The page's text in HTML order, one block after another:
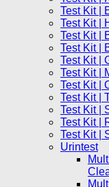
Test Kit |
Test Kit |
Test Kit |
Test Kit |
Test Kit |
Test Kit |
Test Kit |
Test Kit |
Test Kit |
Test Kit |
Test Kit |
Urintest